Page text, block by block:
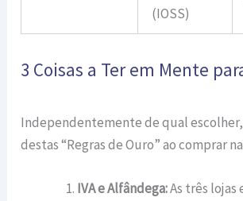
(IOSS)
3 Coisas a Ter em Mente
Independentemente de qual
destas “Regras de Ouro” ao comprar
IVA e Alfândega:As três lojas